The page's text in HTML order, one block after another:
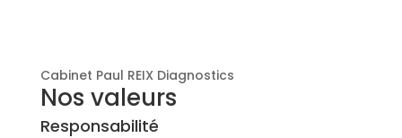
Cabinet Paul REIX Diagnostics
Nos valeurs
Responsabilité